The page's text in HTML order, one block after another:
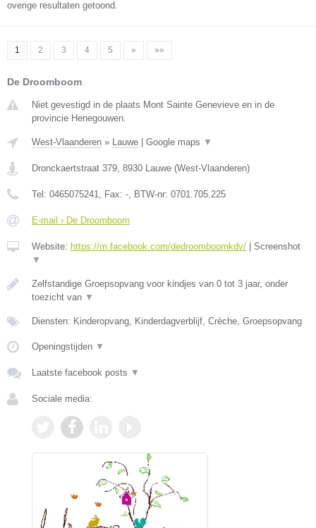
overige resultaten getoond.
1 2 3 4 5 » »»
De Droomboom
Niet gevestigd in de plaats Mont Sainte Genevieve en in de
provincie Henegouwen.
West-Vlaanderen » Lauwe Google maps ▼
Dronckaertstraat 379, 8930 Lauwe (West-Vlaanderen)
Tel: 0465075241, Fax: -, BTW-nr: 0701.705.225
E-mail › De Droomboom
Website: https://m.facebook.com/dedroomboomkdv/
Screenshot
▼
Zelfstandige Groepsopvang voor kindjes van 0 tot 3 jaar, onder
toezicht van ▼
Diensten: Kinderopvang, Kinderdagverblijf, Crèche, Groepsopvang
Openingstijden ▼
Laatste facebook posts ▼
Sociale media: